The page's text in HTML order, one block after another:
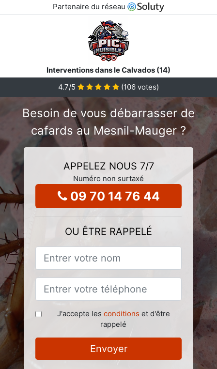
Partenaire du réseau
Interventions dans le Calvados (14)
4.7/5 (106 votes)
Besoin de vous débarrasser de
cafards au Mesnil-Mauger ?
APPELEZ NOUS 7/7
Numéro non surtaxé
09 70 14 76 44
OU ÊTRE RAPPELÉ
J'accepte les conditions et d'être
rappelé
Envoyer